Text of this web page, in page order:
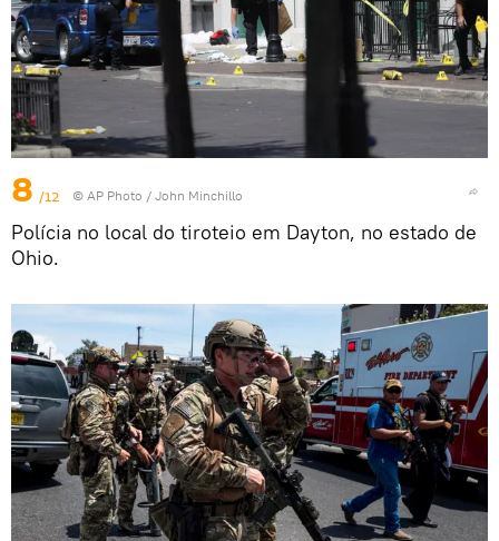
8 /12 © AP Photo / John Minchillo
Polícia no local do tiroteio em Dayton, no estado de
Ohio.